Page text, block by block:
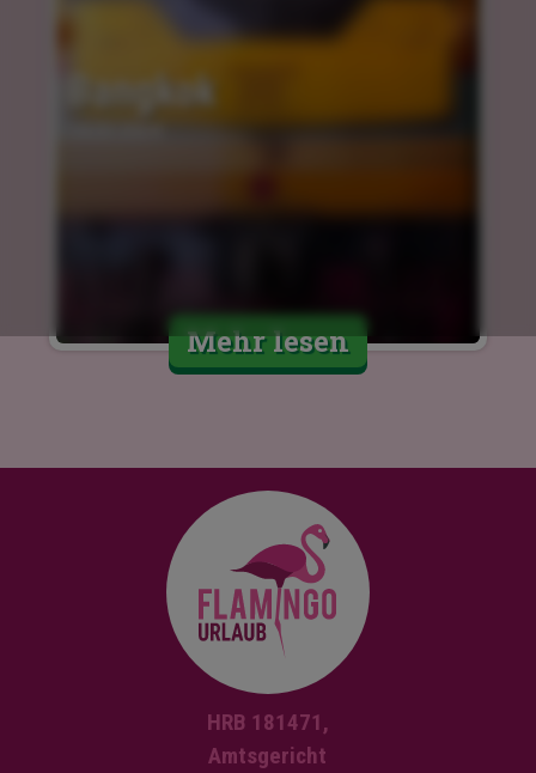
Bangkok
Mehr lesen
HRB 181471,
Amtsgericht